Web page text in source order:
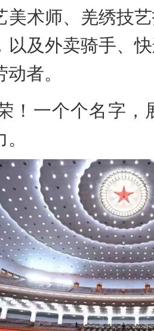
美术师、羌绣技
以及外卖骑手、
者。
！一个个名字，